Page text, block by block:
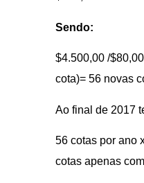
Sendo:
$4.500,00 /
cota)= 56 novas
Ao final de 2017
56 cotas por ano
cotas apenas